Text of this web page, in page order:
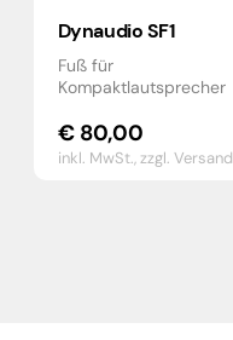
Dynaudio SF1
Fuß für
Kompaktlautsprecher
€80,00
inkl. MwSt.,zzgl. Versand